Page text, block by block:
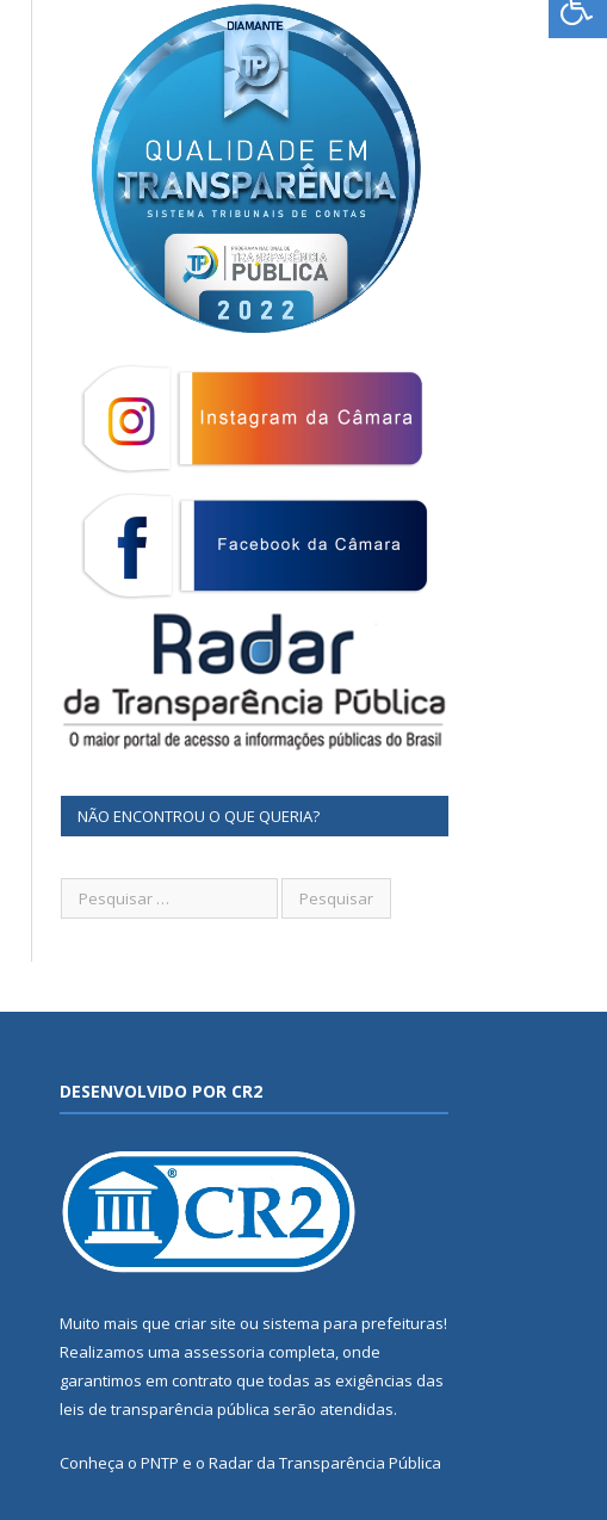
NÃO ENCONTROU O QUE QUERIA?
DESENVOLVIDO POR CR2
Muito mais que criar site ou sistema para prefeituras!
Realizamos uma assessoria completa, onde
garantimos em contrato que todas as exigências das
leis de transparência pública serão atendidas.
Conheça o PNTP e o Radar da Transparência Pública